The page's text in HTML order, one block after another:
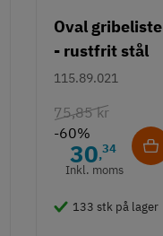
Oval gribeliste
- rustfrit stål
115.89.021
75,85 kr
-60%
30,34
Inkl. moms
133 stk på lager